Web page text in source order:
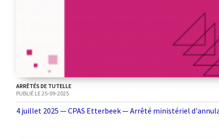
ARRÊTÉS DE TUTELLE
PUBLIÉ LE 25-09-2025
4 juillet 2025 — CPAS Etterbeek — Arrêté ministériel